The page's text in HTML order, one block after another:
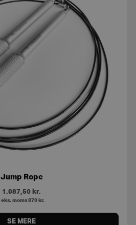
Jump Rope
1.087,50 kr.
eks. moms 870 kr.
SE MERE